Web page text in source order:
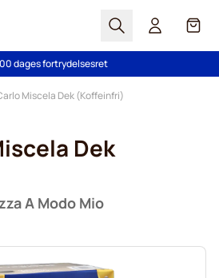
Søg Cart
fragt ved køb over 349 kr.
dages fortrydelsesret
Miscela Dek (Koffeinfri)
Dek
A Modo Mio